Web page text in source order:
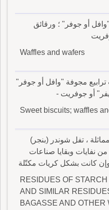
أو جوفر" ؛ ورقائق
Waffles and wafers
مجوفة "وافل أو جوفر"
أو جوفريت -
Sweet biscuits; waffles
مماثلة ، تفل شوندر (بنجر)
نفايات وبقايا صناعات
وإن كانت بشكل كريات مكتّلة
RESIDUES OF
AND SIMILAR
BAGASSE AND OTHER